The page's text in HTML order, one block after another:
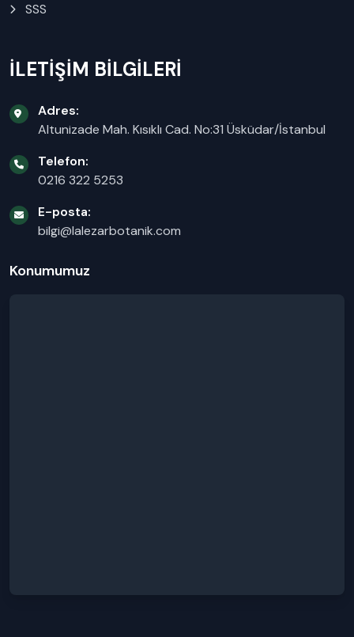
SSS
İLETİŞİM BİLGİLERİ
Adres:
Altunizade Mah. Kısıklı Cad. No:31 Üsküdar/İstanbul
Telefon:
0216 322 5253
E-posta:
bilgi@lalezarbotanik.com
Konumumuz